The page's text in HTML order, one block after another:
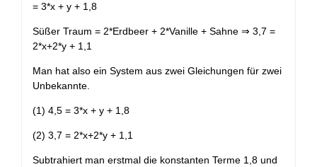
= 3*x + y + 1,8
Süßer Traum = 2*Erdbeer + 2*Vanille + Sahne ⇒ 3,7 =
2*x+2*y + 1,1
Man hat also ein System aus zwei Gleichungen für zwei
Unbekannte.
(1) 4,5 = 3*x + y + 1,8
(2) 3,7 = 2*x+2*y + 1,1
Subtrahiert man erstmal die konstanten Terme 1,8 und